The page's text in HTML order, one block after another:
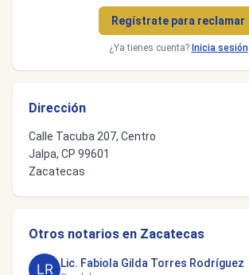
Regístrate para reclamar
¿Ya tienes cuenta? Inicia sesión
Dirección
Calle Tacuba 207, Centro
Jalpa, CP 99601
Zacatecas
Otros notarios en Zacatecas
Lic. Fabiola Gilda Torres Rodríguez